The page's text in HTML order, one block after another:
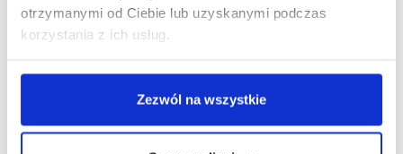
otrzymanymi od Ciebie lub uzyskanymi podczas
korzystania z ich usług.
Zezwól na wszystkie